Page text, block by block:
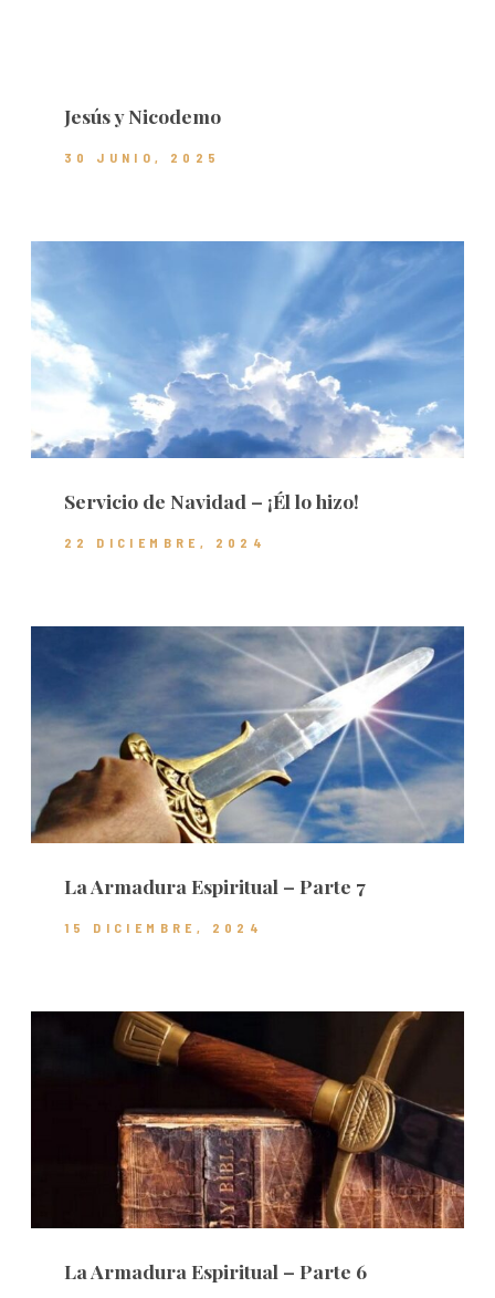
Jesús y Nicodemo
30 JUNIO, 2025
Servicio de Navidad – ¡Él lo hizo!
22 DICIEMBRE, 2024
La Armadura Espiritual – Parte 7
15 DICIEMBRE, 2024
La Armadura Espiritual – Parte 6